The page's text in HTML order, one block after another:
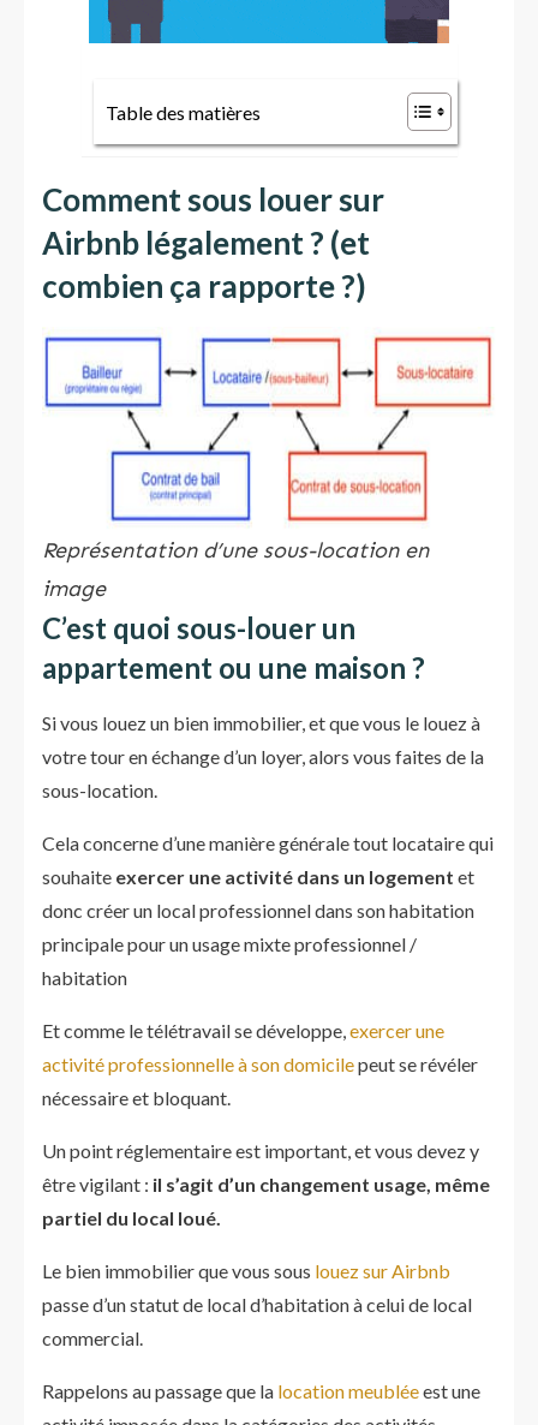
Table des matières
Comment sous louer sur
Airbnb légalement ? (et
combien ça rapporte ?)
Représentation d’une sous-location en
image
C’est quoi sous-louer un
appartement ou une maison ?
Si vous louez un bien immobilier, et que vous le louez à
votre tour en échange d’un loyer, alors vous faites de la
sous-location.
Cela concerne d’une manière générale tout locataire qui
souhaite exercer une activité dans un logement et
donc créer un local professionnel dans son habitation
principale pour un usage mixte professionnel /
habitation
Et comme le télétravail se développe,exercer une
activité professionnelle à son domicilepeut se révéler
nécessaire et bloquant.
Un point réglementaire est important, et vous devez y
être vigilant : il s’agit d’un changement usage, même
partiel du local loué.
Le bien immobilier que vous sous louez sur Airbnb
passe d’un statut de local d’habitation à celui de local
commercial.
Rappelons au passage que la location meubléeest une